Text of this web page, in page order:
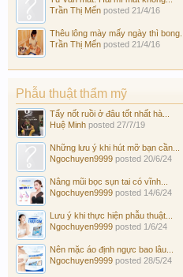
Trần Thị Mến posted 21/4/16
Thêu lông mày mấy ngày thì bong...
Trần Thị Mến posted 21/4/16
Phẫu thuật thẩm mỹ
Tẩy nốt ruồi ở đâu tốt nhất hà...
Huệ Minh posted 27/7/19
Những lưu ý khi hút mỡ bạn cần...
Ngochuyen9999 posted 20/6/24
Nâng mũi bọc sụn tai có vĩnh...
Ngochuyen9999 posted 14/6/24
Lưu ý khi thực hiện phẫu thuật...
Ngochuyen9999 posted 1/6/24
Nên mặc áo định ngực bao lâu...
Ngochuyen9999 posted 28/5/24